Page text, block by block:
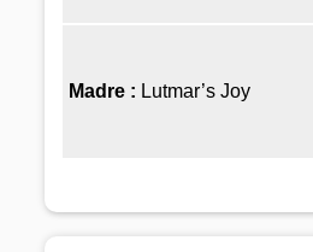
Madre : Lutmar’s Joy